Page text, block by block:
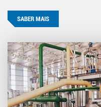
produção HABSA· Linha
de produção MES·
unidades de secagem de
sal de sódio· Outras linhas
de produção de
tensoativos aniônicos
adotar projetos e
SABER MAIS